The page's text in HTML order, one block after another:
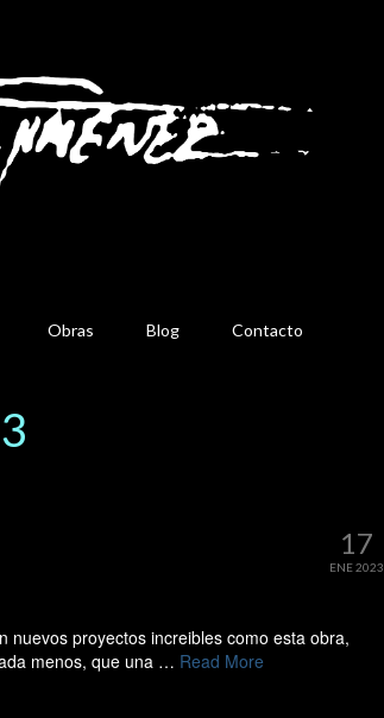
Obras Blog Contacto
17
ENE 2023
nuevos proyectos increibles como esta obra,
menos, que una … Read More